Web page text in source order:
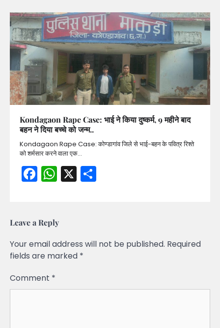
Kondagaon Rape Case: भाई ने किया दुष्कर्म, 9 महीने बाद
बहन ने दिया बच्चे को जन्म..
Kondagaon Rape Case: कोण्डागांव जिले से भाई-बहन के पवित्र रिश्ते
को शर्मसार करने वाला एक…
Facebook
WhatsApp
X
Leave a Reply
Your email address will not be published. Required
fields are marked *
Comment *